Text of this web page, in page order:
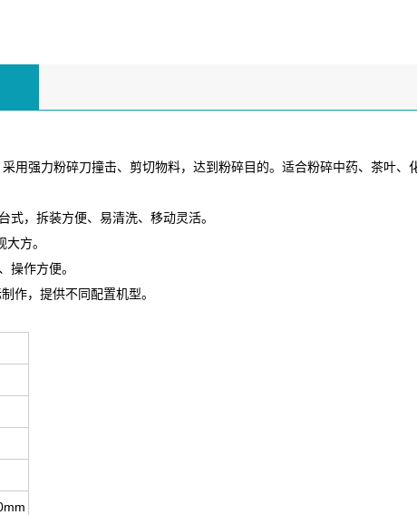
强力粉碎刀撞击、剪切物料，达到粉碎目的。适合粉碎中药、茶叶、
式，拆装方便、易清洗、移动灵活。
方。
操作方便。
作，提供不同配置机型。